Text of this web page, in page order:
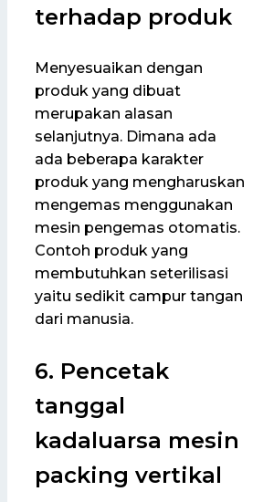
terhadap produk
Menyesuaikan dengan
produk yang dibuat
merupakan alasan
selanjutnya. Dimana ada
ada beberapa karakter
produk yang mengharuskan
mengemas menggunakan
mesin pengemas otomatis.
Contoh produk yang
membutuhkan seterilisasi
yaitu sedikit campur tangan
dari manusia.
6. Pencetak
tanggal
kadaluarsa mesin
packing vertikal